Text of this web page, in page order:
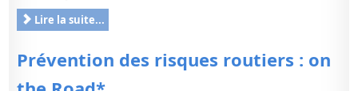
Lire la suite...
Prévention des risques routiers : on